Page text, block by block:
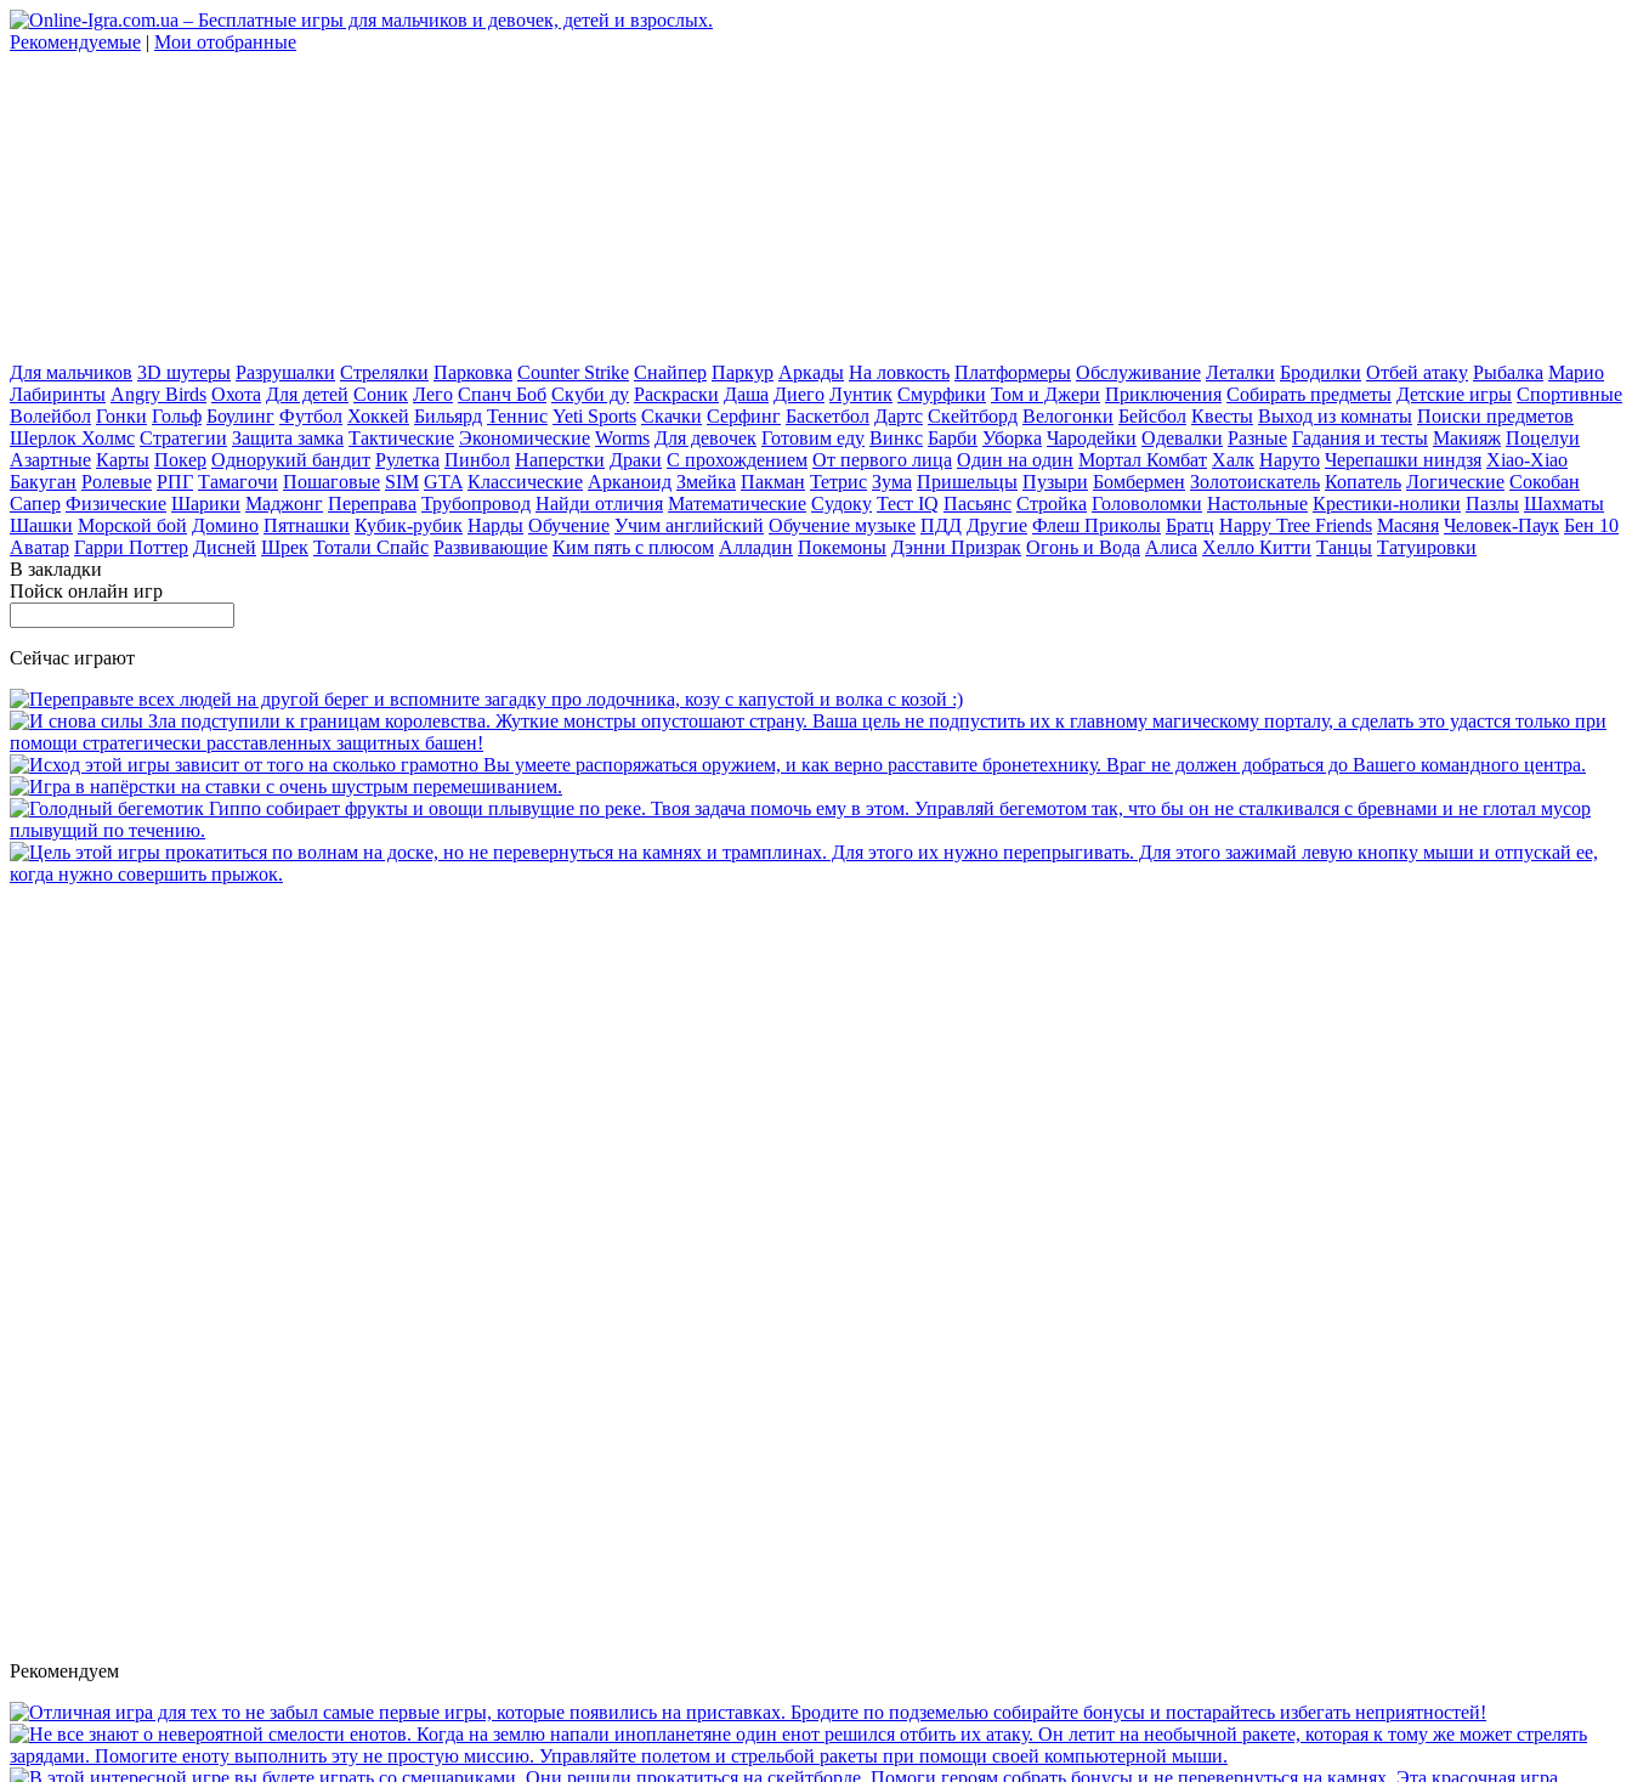
Рекомендуемые | Мои отобранные
Для мальчиков 3D шутеры Разрушалки Стрелялки Парковка Counter Strike Снайпер Паркур Аркады На ловкость Платформеры Обслуживание Леталки Бродилки Отбей атаку Рыбалка Марио
Лабиринты Angry Birds Охота Для детей Соник Лего Спанч Боб Скуби ду Раскраски Даша Диего Лунтик Смурфики Том и Джери Приключения Собирать предметы Детские игры Спортивные
Волейбол Гонки Гольф Боулинг Футбол Хоккей Бильярд Теннис Yeti Sports Скачки Серфинг Баскетбол Дартс Скейтборд Велогонки Бейсбол Квесты Выход из комнаты Поиски предметов
Шерлок Холмс Стратегии Защита замка Тактические Экономические Worms Для девочек Готовим еду Винкс Барби Уборка Чародейки Одевалки Разные Гадания и тесты Макияж Поцелуи
Азартные Карты Покер Однорукий бандит Рулетка Пинбол Наперстки Драки С прохождением От первого лица Один на один Мортал Комбат Халк Наруто Черепашки ниндзя Xiao-Xiao
Бакуган Ролевые РПГ Тамагочи Пошаговые SIM GTA Классические Арканоид Змейка Пакман Тетрис Зума Пришельцы Пузыри Бомбермен Золотоискатель Копатель Логические Сокобан
Сапер Физические Шарики Маджонг Переправа Трубопровод Найди отличия Математические Судоку Тест IQ Пасьянс Стройка Головоломки Настольные Крестики-нолики Пазлы Шахматы
Шашки Морской бой Домино Пятнашки Кубик-рубик Нарды Обучение Учим английский Обучение музыке ПДД Другие Флеш Приколы Братц Happy Tree Friends Масяня Человек-Паук Бен 10
Аватар Гарри Поттер Дисней Шрек Тотали Спайс Развивающие Ким пять с плюсом Алладин Покемоны Дэнни Призрак Огонь и Вода Алиса Хелло Китти Танцы Татуировки
В закладки
Пойск онлайн игр
Сейчас играют
Рекомендуем